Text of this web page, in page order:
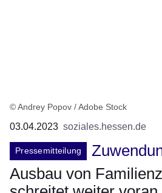
© Andrey Popov / Adobe Stock
03.04.2023 soziales.hessen.de
Pressemitteilung
Ausbau von